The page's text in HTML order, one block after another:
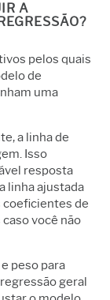
A
pelos quais
de
uma
a linha de
Isso
resposta
linha ajustada
coeficientes de
você não
peso para
geral